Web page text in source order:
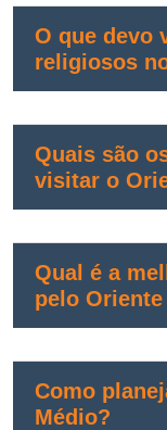
O que devo
religiosos
Quais são
visitar o
Qual é a
pelo
Como
Médio?